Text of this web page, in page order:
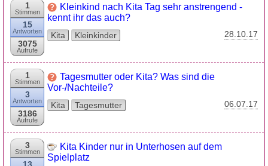
1
Stimmen
15
Antworten
3075
Aufrufe
Kleinkind nach Kita Tag sehr anstrengend -
kennt ihr das auch?
Kita Kleinkinder 28.10.17
1
Stimmen
3
Antworten
3186
Aufrufe
Tagesmutter oder Kita? Was sind die
Vor-/Nachteile?
Kita Tagesmutter 06.07.17
3
Stimmen
Kita Kinder nur in Unterhosen auf dem
Spielplatz